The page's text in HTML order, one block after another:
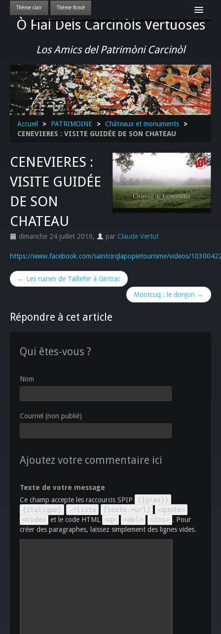
Ò Fial Dels Carcinòls Vertuoses
Los Amics del Patrimòni Carcinòl
Accueil
LES QUERCYNOIS & LEUR CULTURE
PATRIMOINE
GASTRONOMIE
ACTUALITE-CULTURE-EVENEMENTS LOCAUX
>>
Accueil > PATRIMOINE > Châteaux et monuments
>
CENEVIERES : VISITE GUIDÉE DE SON CHATEAU
CENEVIERES :
VISITE GUIDÉE
DE SON
CHATEAU
dimanche 24 juillet 2016, par Claude Vertut
https://www.facebook.com/saintcirqlapopietourisme/videos/
← Les ruines de Taillefer à Gintrac
Montcuq : le donjon →
Répondre à cet article
Qui êtes-vous ?
Nom
Courriel (non publié)
Ajoutez votre commentaire ici
Texte de votre message
Ce champ accepte les raccourcis SPIP
{{gras}}
{italique}
-*liste [texte->url]
<quote>
<code> et le code HTML <q> <del> <ins> . Pour
créer des paragraphes, laissez simplement des lignes vides.